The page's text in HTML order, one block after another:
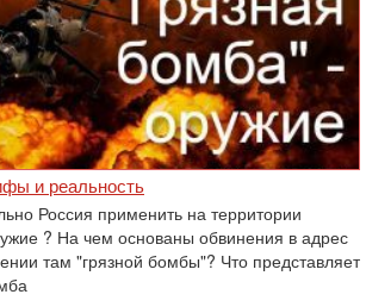
и реальность
Россия применить на территории
? На чем основаны обвинения в адрес
там "грязной бомбы"? Что представляет